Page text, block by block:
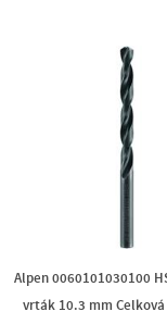
Alpen 0060101030100
vrták 10.3 mm